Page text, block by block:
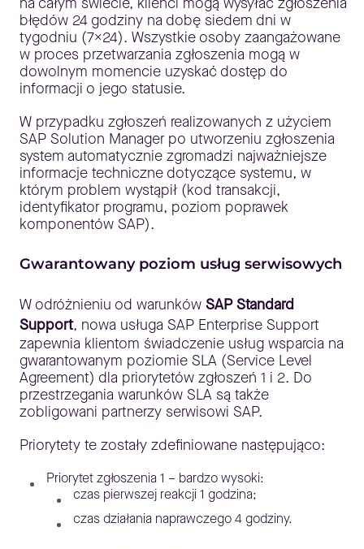
błędów 24 godziny na dobę siedem dni w
tygodniu (7×24). Wszystkie osoby zaangażowane
w proces przetwarzania zgłoszenia mogą w
dowolnym momencie uzyskać dostęp do
informacji o jego statusie.
W przypadku zgłoszeń realizowanych z użyciem
SAP Solution Manager po utworzeniu zgłoszenia
system automatycznie zgromadzi najważniejsze
informacje techniczne dotyczące systemu, w
którym problem wystąpił (kod transakcji,
identyfikator programu, poziom poprawek
komponentów SAP).
Gwarantowany poziom usług serwisowych
W odróżnieniu od warunków SAP Standard
Support, nowa usługa SAP Enterprise Support
zapewnia klientom świadczenie usług wsparcia na
gwarantowanym poziomie SLA (Service Level
Agreement) dla priorytetów zgłoszeń 1 i 2. Do
przestrzegania warunków SLA są także
zobligowani partnerzy serwisowi SAP.
Priorytety te zostały zdefiniowane następująco:
Priorytet zgłoszenia 1 – bardzo wysoki:
czas pierwszej reakcji 1 godzina;
czas działania naprawczego 4 godziny.